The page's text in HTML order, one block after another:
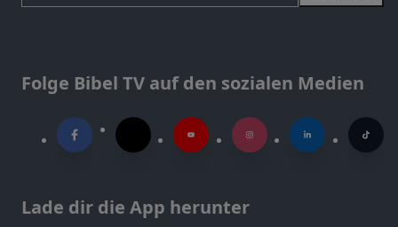
Folge Bibel TV auf den sozialen Medien
Lade dir die App herunter